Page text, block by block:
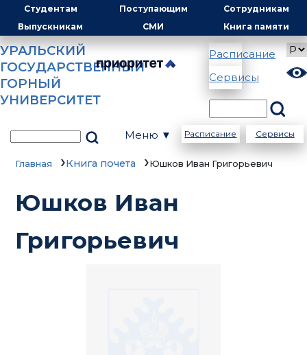
Студентам Поступающим
Сотрудникам
Выпускникам
СМИ Книга памяти
УРАЛЬСКИЙ
ГОСУДАРСТВЕННЫЙ
ГОРНЫЙ
УНИВЕРСИТЕТ
Расписание
Сервисы
Меню ▼ Расписание Сервисы
Главная Книга почета Юшков Иван Григорьевич
Юшков Иван
Григорьевич